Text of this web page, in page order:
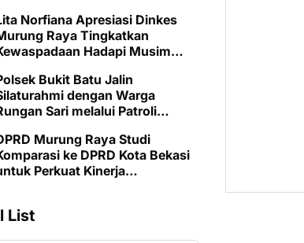
Norfiana Apresiasi Dinkes
Raya Tingkatkan
Hadapi Musim
Bukit Batu Jalin
dengan Warga
Sari melalui Patroli
Murung Raya Studi
ke DPRD Kota Bekasi
Perkuat Kinerja
List